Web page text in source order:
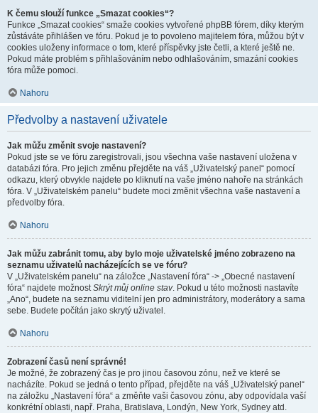
K čemu slouží funkce „Smazat cookies“?
Funkce „Smazat cookies“ smaže cookies vytvořené phpBB fórem, díky kterým
zůstáváte přihlášen ve fóru. Pokud je to povoleno majitelem fóra, můžou být v
cookies uloženy informace o tom, které příspěvky jste četli, a které ještě ne.
Pokud máte problém s přihlašováním nebo odhlašováním, smazání cookies
fóra může pomoci.
Nahoru
Předvolby a nastavení uživatele
Jak můžu změnit svoje nastavení?
Pokud jste se ve fóru zaregistrovali, jsou všechna vaše nastavení uložena v
databázi fóra. Pro jejich změnu přejděte na váš „Uživatelský panel“ pomocí
odkazu, který obvykle najdete po kliknutí na vaše jméno nahoře na stránkách
fóra. V „Uživatelském panelu“ budete moci změnit všechna vaše nastavení a
předvolby fóra.
Nahoru
Jak můžu zabránit tomu, aby bylo moje uživatelské jméno zobrazeno na
seznamu uživatelů nacházejících se ve fóru?
V „Uživatelském panelu“ na záložce „Nastavení fóra“ -> „Obecné nastavení
fóra“ najdete možnostSkrýt můj online stav. Pokud u této možnosti nastavíte
„Ano“, budete na seznamu viditelní jen pro administrátory, moderátory a sama
sebe. Budete počítán jako skrytý uživatel.
Nahoru
Zobrazení časů není správné!
Je možné, že zobrazený čas je pro jinou časovou zónu, než ve které se
nacházíte. Pokud se jedná o tento případ, přejděte na váš „Uživatelský panel“
na záložku „Nastavení fóra“ a změňte vaši časovou zónu, aby odpovídala vaší
konkrétní oblasti, např. Praha, Bratislava, Londýn, New York, Sydney atd.